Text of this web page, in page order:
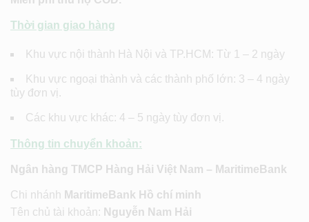
Thời gian giao hàng
Khu vực nội thành Hà Nội và TP.HCM: Từ 1 – 2 ngày
Khu vực ngoại thành và các thành phố lớn: 3 – 4 ngày
tùy đơn vị.
Các khu vực khác: 4 – 5 ngày tùy đơn vị.
Thông tin chuyển khoản:
Ngân hàng TMCP Hàng Hải Việt Nam – MaritimeBank
Chi nhánh MaritimeBank Hồ chí minh
Tên chủ tài khoản: Nguyễn Nam Hải